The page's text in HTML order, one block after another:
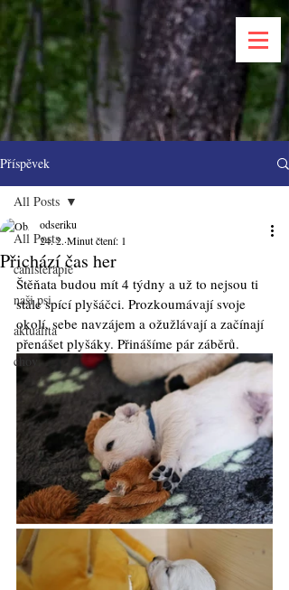
Příspěvek
All Posts
canisterapie
naši psi
aktualita
chov
All Posts
Přichází čas her
odseriku
24. 2. Minut čtení: 1
Štěňata budou mít 4 týdny a už to nejsou ti
stále spící plyšáčci. Prozkoumávají svoje
okolí, sebe navzájem a ožužlávají a začínají
přenášet plyšáky. Přinášíme pár záběrů.